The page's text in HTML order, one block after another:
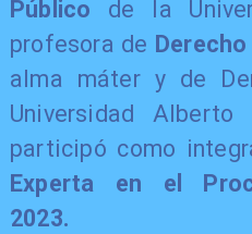
Público de la
profesora de
alma máter y de
Universidad Alberto
participó como
Experta en el
2023.